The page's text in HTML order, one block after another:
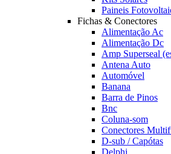
Paineis
Fichas & Conectores
Alimentação Ac
Alimentação Dc
Amp Superseal
Antena Auto
Automóvel
Banana
Barra de Pinos
Bnc
Coluna-som
Conectores
D-sub / Capótas
Delphi